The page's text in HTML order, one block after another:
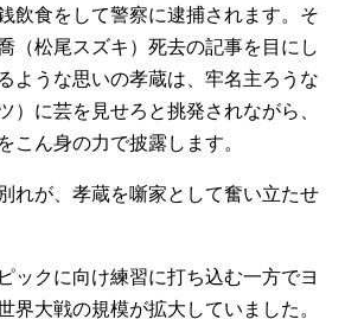
飲食をして警察に逮捕されます。そ
（松尾スズキ）死去の記事を目にし
ような思いの孝蔵は、牢名主ろうな
）に芸を見せろと挑発されながら、
こん身の力で披露します。
れが、孝蔵を噺家として奮い立たせ
ックに向け練習に打ち込む一方でヨ
界大戦の規模が拡大していました。